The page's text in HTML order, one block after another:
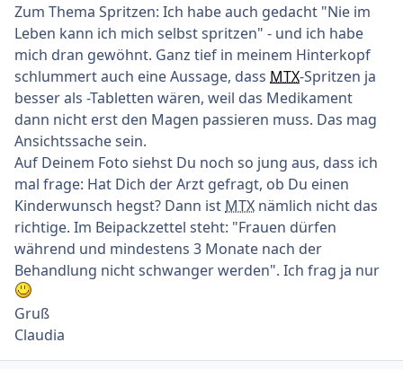
Zum Thema Spritzen: Ich habe auch gedacht "Nie im
Leben kann ich mich selbst spritzen" - und ich habe
mich dran gewöhnt. Ganz tief in meinem Hinterkopf
schlummert auch eine Aussage, dass MTX-Spritzen ja
besser als -Tabletten wären, weil das Medikament
dann nicht erst den Magen passieren muss. Das mag
Ansichtssache sein.
Auf Deinem Foto siehst Du noch so jung aus, dass ich
mal frage: Hat Dich der Arzt gefragt, ob Du einen
Kinderwunsch hegst? Dann ist MTX nämlich nicht das
richtige. Im Beipackzettel steht: "Frauen dürfen
während und mindestens 3 Monate nach der
Behandlung nicht schwanger werden". Ich frag ja nur
Gruß
Claudia